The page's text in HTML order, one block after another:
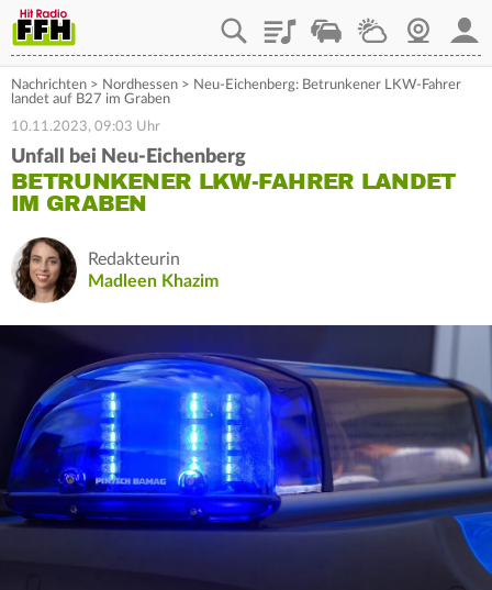
PlaylistStaupilotWetterWebcam
Nachrichten > Nordhessen > Neu-Eichenberg: Betrunkener LKW-Fahrer
landet auf B27 im Graben
10.11.2023, 09:03 Uhr
Unfall bei Neu-Eichenberg
BETRUNKENER LKW-FAHRER LANDET
IM GRABEN
Redakteurin
Madleen Khazim